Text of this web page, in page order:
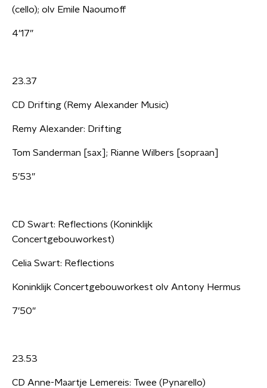
(cello); olv Emile Naoumoff
4’17”
23.37
CD Drifting (Remy Alexander Music)
Remy Alexander: Drifting
Tom Sanderman [sax]; Rianne Wilbers [sopraan]
5’53”
CD Swart: Reflections (Koninklijk
Concertgebouworkest)
Celia Swart: Reflections
Koninklijk Concertgebouworkest olv Antony Hermus
7’50”
23.53
CD Anne-Maartje Lemereis: Twee (Pynarello)